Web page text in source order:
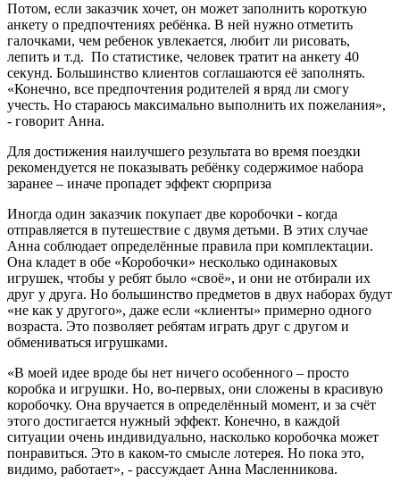
Потом, если заказчик хочет, он может заполнить короткую
анкету о предпочтениях ребёнка. В ней нужно отметить
галочками, чем ребенок увлекается, любит ли рисовать,
лепить и т.д. По статистике, человек тратит на анкету 40
секунд. Большинство клиентов соглашаются её заполнять.
«Конечно, все предпочтения родителей я вряд ли смогу
учесть. Но стараюсь максимально выполнить их пожелания»,
- говорит Анна.
Для достижения наилучшего результата во время поездки
рекомендуется не показывать ребёнку содержимое набора
заранее – иначе пропадет эффект сюрприза
Иногда один заказчик покупает две коробочки - когда
отправляется в путешествие с двумя детьми. В этих случае
Анна соблюдает определённые правила при комплектации.
Она кладет в обе «Коробочки» несколько одинаковых
игрушек, чтобы у ребят было «своё», и они не отбирали их
друг у друга. Но большинство предметов в двух наборах будут
«не как у другого», даже если «клиенты» примерно одного
возраста. Это позволяет ребятам играть друг с другом и
обмениваться игрушками.
«В моей идее вроде бы нет ничего особенного – просто
коробка и игрушки. Но, во-первых, они сложены в красивую
коробочку. Она вручается в определённый момент, и за счёт
этого достигается нужный эффект. Конечно, в каждой
ситуации очень индивидуально, насколько коробочка может
понравиться. Это в каком-то смысле лотерея. Но пока это,
видимо, работает», - рассуждает Анна Масленникова.